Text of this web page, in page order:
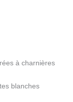
à charnières
blanches